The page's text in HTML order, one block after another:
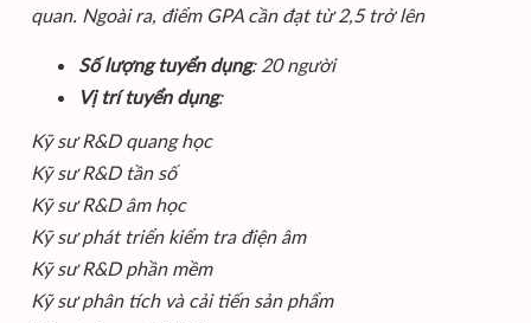
quan. Ngoài ra, điểm GPA cần đạt từ 2,5 trở lên
Số lượng tuyển dụng: 20 người
Vị trí tuyển dụng:
Kỹ sư R&D quang học
Kỹ sư R&D tần số
Kỹ sư R&D âm học
Kỹ sư phát triển kiểm tra điện âm
Kỹ sư R&D phần mềm
Kỹ sư phân tích và cải tiến sản phẩm